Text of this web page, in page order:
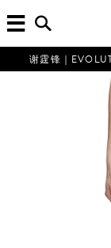
单
入
搜
索
信
息...
谢霆锋｜